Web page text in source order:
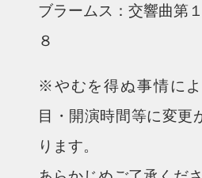
ブラームス：交響曲第
８
※やむを得ぬ事情に
目・開演時間等に変更
ります。